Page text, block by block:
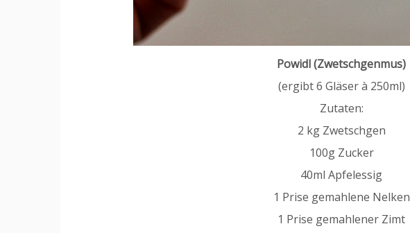
Powidl (Zwetschgenmus)
(ergibt 6 Gläser à 250ml)
Zutaten:
2 kg Zwetschgen
100g Zucker
40ml Apfelessig
1 Prise gemahlene Nelken
1 Prise gemahlener Zimt